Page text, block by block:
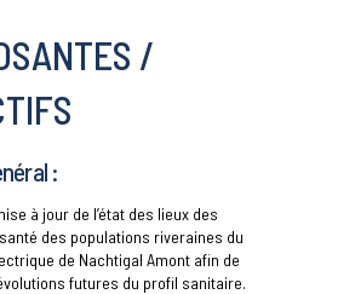
/
:
à jour de l’état des lieux des
des populations riveraines du
de Nachtigal Amont afin de
futures du profil sanitaire.